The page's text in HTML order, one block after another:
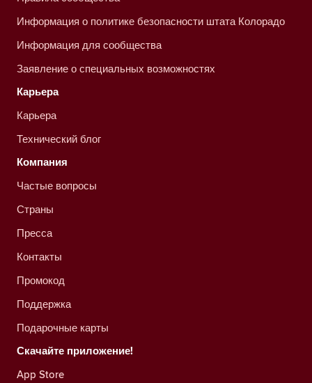
Информация о политике безопасности штата Колорадо
Информация для сообщества
Заявление о специальных возможностях
Карьера
Карьера
Технический блог
Компания
Частые вопросы
Страны
Пресса
Контакты
Промокод
Поддержка
Подарочные карты
Скачайте приложение!
App Store